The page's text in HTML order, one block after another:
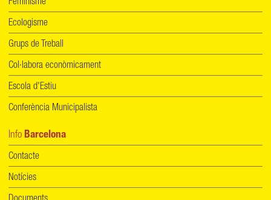
Feminisme
Ecologisme
Grups de Treball
Col·labora econòmicament
Escola d'Estiu
Conferència Municipalista
Info Barcelona
Contacte
Notícies